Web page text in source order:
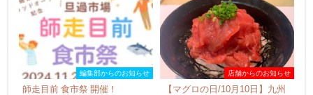
編集部からのお知らせ
師走目前 食市祭 開催！
店舗からのお知らせ
【マグロの日/10月10日】九州